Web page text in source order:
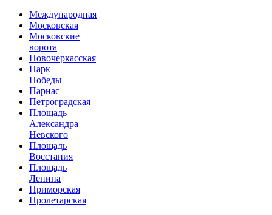
Международная
Московская
Московские
ворота
Новочеркасская
Парк
Победы
Парнас
Петроградская
Площадь
Александра
Невского
Площадь
Восстания
Площадь
Ленина
Приморская
Пролетарская